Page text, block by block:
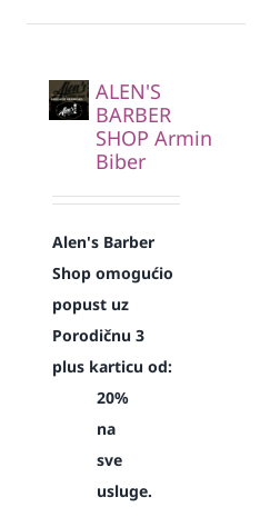
ALEN'S
BARBER
SHOP Armin
Biber
Alen's Barber
Shop omogućio
popust uz
Porodičnu 3
plus karticu od:
20%
na
sve
usluge.